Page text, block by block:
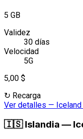
5 GB
Validez
30 días
Velocidad
5G
5,00 $
↻ Recarga
Ver detalles — Iceland
🇮🇸 Islandia —